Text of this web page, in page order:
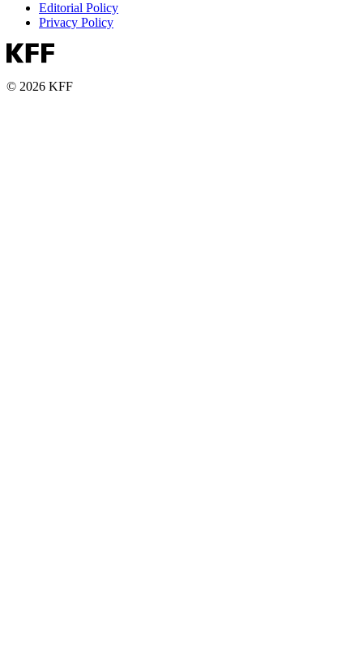
Editorial Policy
Privacy Policy
© 2026 KFF